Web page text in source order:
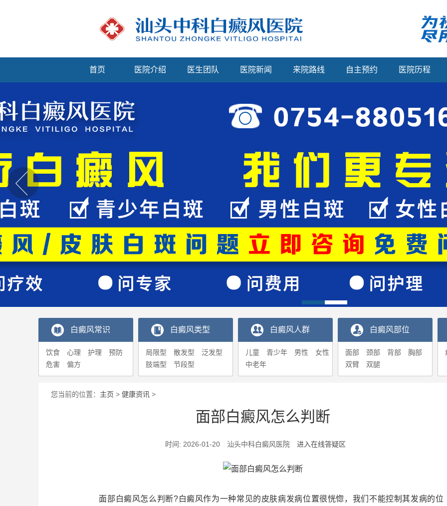
首页 医院介绍 医生团队 医院新闻 来院路线 自主预约 医院历程
白癜风常识
饮食 心理 护理
预防
危害
偏方
白癜风类型
局限型 散发型
泛发型
肢端型
节段型
白癜风人群
儿童 青少年 男性
女性
中老年
白癜风部位
面部 颈部 背部
胸部
双臂
双腿
您当前的位置： 主页 > 健康资讯 >
面部白癜风怎么判断
时间: 2026-01-20 汕头中科白癜风医院 进入在线答疑区
面部白癜风怎么判断?白癜风作为一种常见的皮肤病发病位置很恍惚，我们不能控制其发病的位